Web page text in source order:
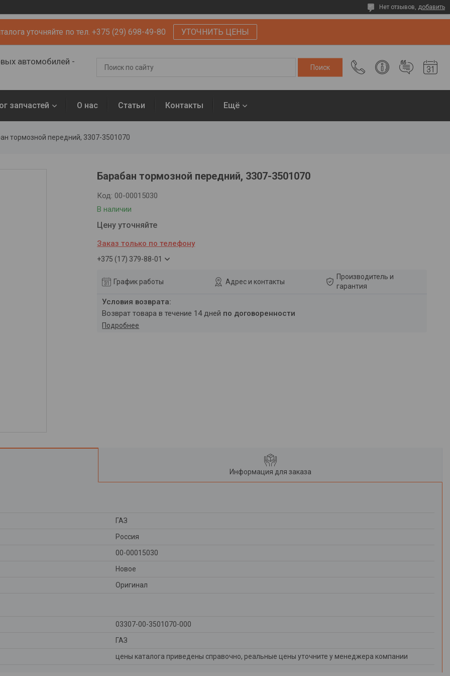
Нет отзывов, добавить
уточняйте по тел. +375 (29) 698-49-80 УТОЧНИТЬ ЦЕНЫ
автомобилей -
запчастей О нас Статьи Контакты Ещё
тормозной передний, 3307-3501070
Барабан тормозной передний, 3307-3501070
В наличии
Код: 00-00015030
Цену уточняйте
Заказ только по телефону
+375 (17) 379-88-01
График работы Адрес и контакты
Производитель и
гарантия
возврат товара в течение 14 дней по договоренности
Подробнее
Информация для заказа
ГАЗ
Россия
00-00015030
Новое
Оригинал
03307-00-3501070-000
ГАЗ
цены каталога приведены справочно, реальные цены уточните у менеджера компании